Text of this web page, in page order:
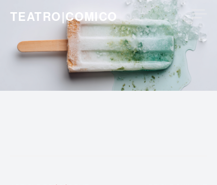
content
TEATRO|COMICO